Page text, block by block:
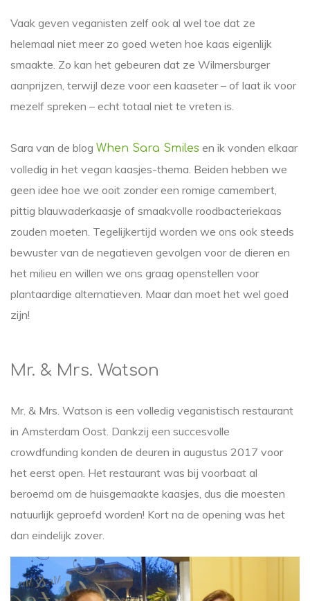
Vaak geven veganisten zelf ook al wel toe dat ze
helemaal niet meer zo goed weten hoe kaas eigenlijk
smaakte. Zo kan het gebeuren dat ze Wilmersburger
aanprijzen, terwijl deze voor een kaaseter – of laat ik voor
mezelf spreken – echt totaal niet te vreten is.
Sara van de blog When Sara Smiles en ik vonden elkaar
volledig in het vegan kaasjes-thema. Beiden hebben we
geen idee hoe we ooit zonder een romige camembert,
pittig blauwaderkaasje of smaakvolle roodbacteriekaas
zouden moeten. Tegelijkertijd worden we ons ook steeds
bewuster van de negatieven gevolgen voor de dieren en
het milieu en willen we ons graag openstellen voor
plantaardige alternatieven. Maar dan moet het wel goed
zijn!
Mr. & Mrs. Watson
Mr. & Mrs. Watson is een volledig veganistisch restaurant
in Amsterdam Oost. Dankzij een succesvolle
crowdfunding konden de deuren in augustus 2017 voor
het eerst open. Het restaurant was bij voorbaat al
beroemd om de huisgemaakte kaasjes, dus die moesten
natuurlijk geproefd worden! Kort na de opening was het
dan eindelijk zover.